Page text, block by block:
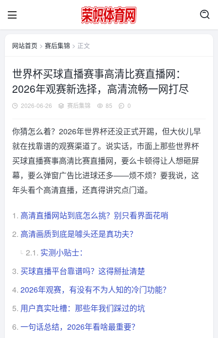
网站首页 > 赛后集锦 > 正文
世界杯买球直播赛事高清比赛直播网：
2026年观赛新选择，高清流畅一网打尽
2026-06-26 赛后集锦 85 0
你猜怎么着？2026年世界杯还没正式开踢，但大伙儿早
就在找靠谱的观赛渠道了。说实话，市面上那些世界杯
买球直播赛事高清比赛直播网，要么卡顿得让人想砸屏
幕，要么弹窗广告比进球还多——烦不烦？要我说，这
年头看个高清直播，还真得讲究点门道。
1. 高清直播网站到底怎么挑？别只看界面花哨
2. 高清画质到底是噱头还是真功夫？
2.1. 实测小贴士：
3. 买球直播平台靠谱吗？这得掰扯清楚
4. 2026年观赛，有没有不为人知的冷门功能？
5. 用户真实吐槽：那些年我们踩过的坑
6. 一句话总结，2026年看啥最重要？